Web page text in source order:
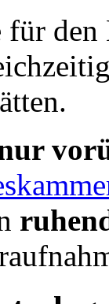
für